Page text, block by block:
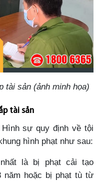
tài sản (ảnh minh họa)
tài sản
sự quy định về tội
hình phạt như sau:
là bị phạt cải tạo
năm hoặc bị phạt tù từ